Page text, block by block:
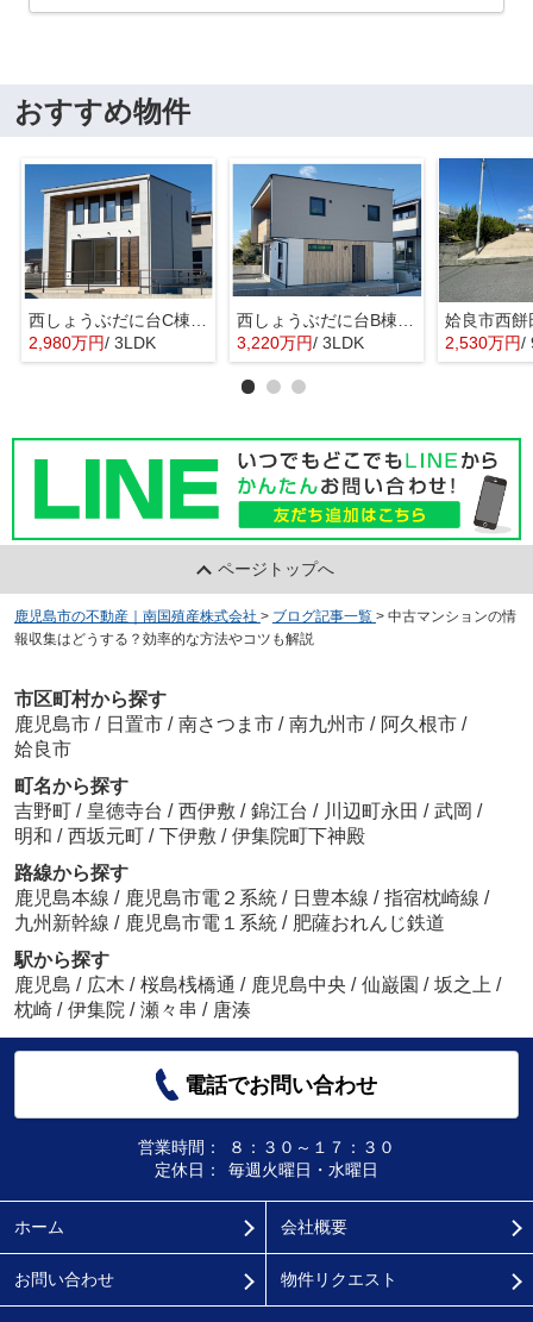
おすすめ物件
2,980万円/ 3LDK
3,220万円/ 3LDK
姶良市西
2,530万円/
ページトップへ
鹿児島市の不動産｜南国殖産株式会社 > ブログ記事一覧 > 中古マンションの情
報収集はどうする？効率的な方法やコツも解説
市区町村から探す
鹿児島市 / 日置市 / 南さつま市 / 南九州市 / 阿久根市 /
姶良市
町名から探す
吉野町 / 皇徳寺台 / 西伊敷 / 錦江台 / 川辺町永田 / 武岡 /
明和 / 西坂元町 / 下伊敷 / 伊集院町下神殿
路線から探す
鹿児島本線 / 鹿児島市電２系統 / 日豊本線 / 指宿枕崎線 /
九州新幹線 / 鹿児島市電１系統 / 肥薩おれんじ鉄道
駅から探す
鹿児島 / 広木 / 桜島桟橋通 / 鹿児島中央 / 仙巌園 / 坂之上 /
枕崎 / 伊集院 / 瀬々串 / 唐湊
電話でお問い合わせ
営業時間：
８：３０～１７：３０
定休日：
毎週火曜日・水曜日
ホーム 会社概要
お問い合わせ 物件リクエスト